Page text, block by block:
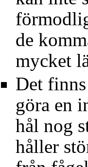
de
mycket
Det
göra en
hål nog
håller